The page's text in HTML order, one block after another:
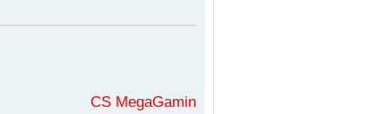
CS MegaGaming във